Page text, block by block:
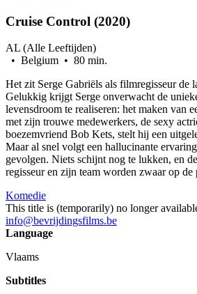
Cruise Control (2020)
AL (Alle Leeftijden)
• Belgium • 80 min.
Het zit Serge Gabriëls als filmregisseur de
Gelukkig krijgt Serge onverwacht de
levensdroom te realiseren: het maken van
met zijn trouwe medewerkers, de sexy
boezemvriend Bob Kets, stelt hij een
Maar al snel volgt een hallucinante
gevolgen. Niets schijnt nog te lukken, en
regisseur en zijn team worden zwaar op de
Komedie
This title is (temporarily) no longer
info@bevrijdingsfilms.be
Language
Vlaams
Subtitles